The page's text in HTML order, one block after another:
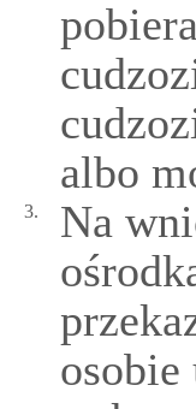
albo
3.
Na